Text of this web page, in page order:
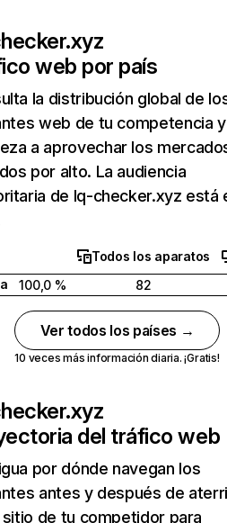
web por país
la distribución global de
web de tu competencia y
a aprovechar los
por alto. La audiencia
de Iq-checker.xyz está
Todos los aparatos
100,0 % 82
Ver todos los países →
10 veces más información diaria. ¡Gratis!
del tráfico web
por dónde navegan los
antes y después de
sitio de tu competidor para